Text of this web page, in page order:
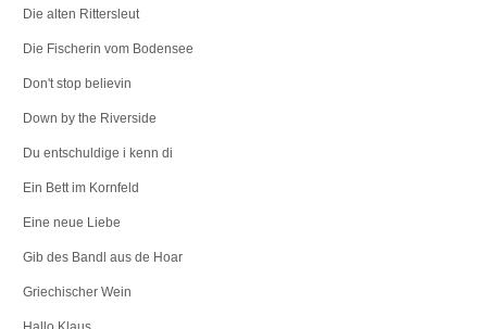
Die alten Rittersleut
Die Fischerin vom Bodensee
Don't stop believin
Down by the Riverside
Du entschuldige i kenn di
Ein Bett im Kornfeld
Eine neue Liebe
Gib des Bandl aus de Hoar
Griechischer Wein